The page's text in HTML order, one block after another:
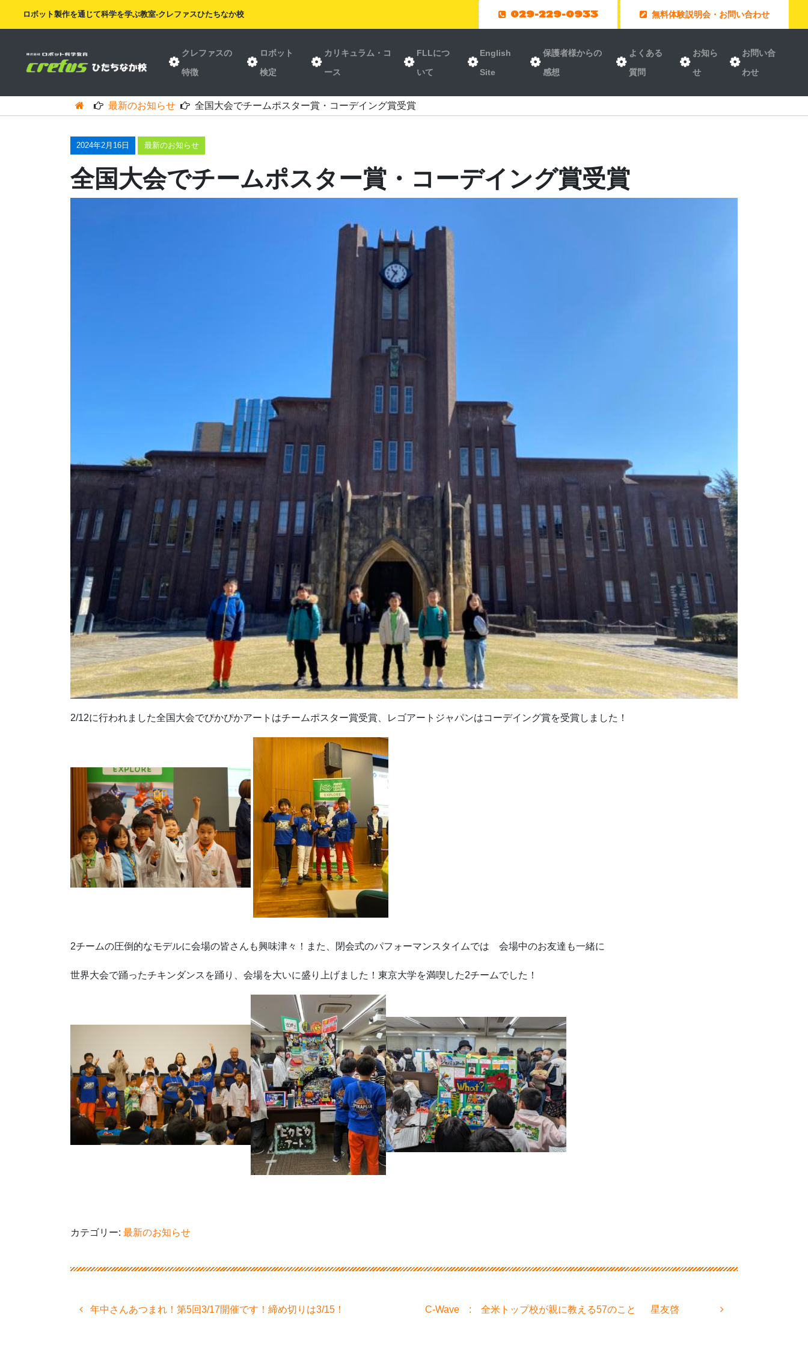
ロボット製作を通じて科学を学ぶ教室-クレファスひたちなか校 029-229-0933 無料体験説明会・お問い合わせ
クレファスの
特徴
ロボット
検定
カリキュラム・コ
ース
FLLにつ
いて
English
Site
保護者様からの
感想
よくある
質問
お知ら
せ
お問い合
わせ
最新のお知らせ 全国大会でチームポスター賞・コーデイング賞受賞
2024年2月16日 最新のお知らせ
全国大会でチームポスター賞・コーデイング賞受賞
2/12に行われました全国大会でぴかぴかアートはチームポスター賞受賞、レゴアートジャパンはコーデイング賞を受賞しました！
2チームの圧倒的なモデルに会場の皆さんも興味津々！また、閉会式のパフォーマンスタイムでは 会場中のお友達も一緒に
世界大会で踊ったチキンダンスを踊り、会場を大いに盛り上げました！東京大学を満喫した2チームでした！
カテゴリー: 最新のお知らせ
投
年中さんあつまれ！第5回3/17開催です！締め切りは3/15！ C-Wave : 全米トップ校が親に教える57のこと 星友啓